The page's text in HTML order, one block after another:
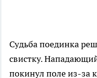
Судьба поединка
свистку.
покинул поле из-за